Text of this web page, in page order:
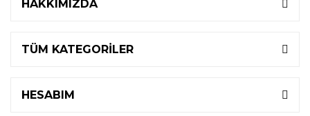
HAKKIMIZDA
TÜM KATEGORİLER
HESABIM